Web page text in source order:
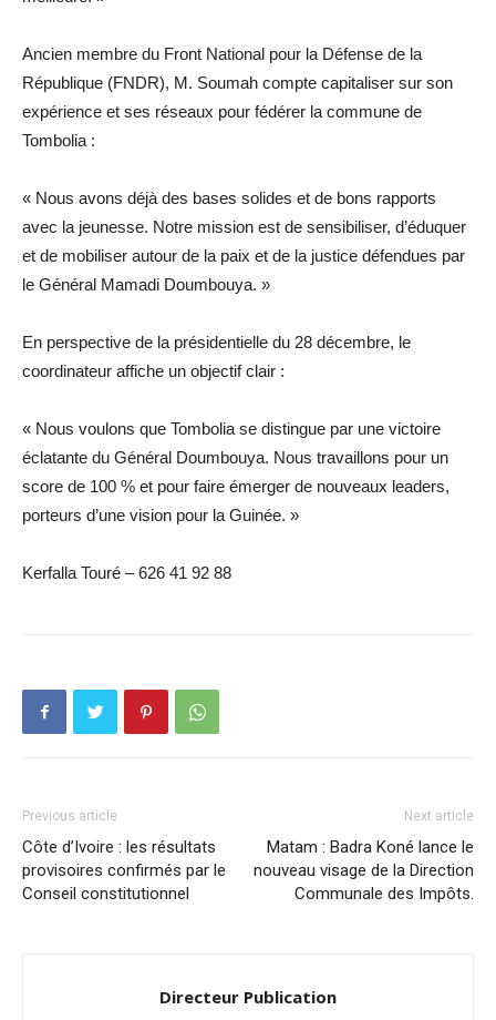
Ancien membre du Front National pour la Défense de la
République (FNDR), M. Soumah compte capitaliser sur son
expérience et ses réseaux pour fédérer la commune de
Tombolia :
« Nous avons déjà des bases solides et de bons rapports
avec la jeunesse. Notre mission est de sensibiliser, d’éduquer
et de mobiliser autour de la paix et de la justice défendues par
le Général Mamadi Doumbouya. »
En perspective de la présidentielle du 28 décembre, le
coordinateur affiche un objectif clair :
« Nous voulons que Tombolia se distingue par une victoire
éclatante du Général Doumbouya. Nous travaillons pour un
score de 100 % et pour faire émerger de nouveaux leaders,
porteurs d’une vision pour la Guinée. »
Kerfalla Touré – 626 41 92 88
Previous article
Côte d’Ivoire : les résultats
provisoires confirmés par le
Conseil constitutionnel
Next article
Matam : Badra Koné lance le
nouveau visage de la Direction
Communale des Impôts.
Directeur Publication